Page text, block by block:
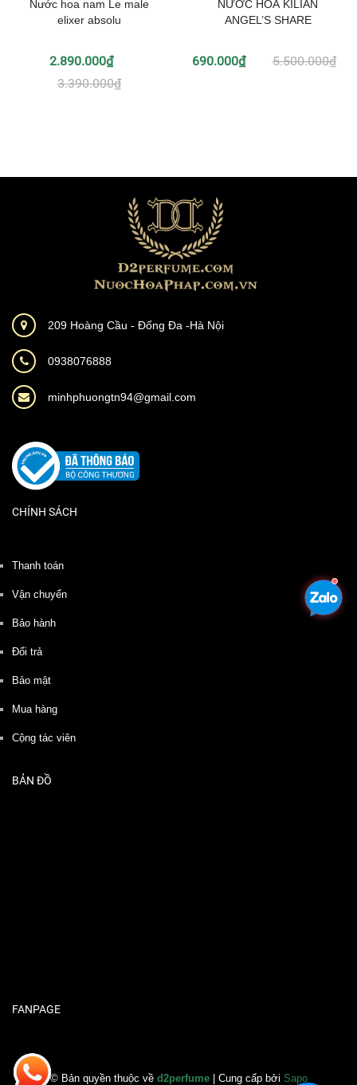
Nước hoa nam Le male
elixer absolu
2.890.000₫
3.390.000₫
NƯỚC HOA KILIAN
ANGEL’S SHARE
690.000₫ 5.500.000₫
209 Hoàng Cầu - Đống Đa -Hà Nội
0938076888
minhphuongtn94@gmail.com
CHÍNH SÁCH
Thanh toán
Vận chuyển
Bảo hành
Đổi trả
Bảo mật
Mua hàng
Cộng tác viên
BẢN ĐỒ
FANPAGE
© Bản quyền thuộc về d2perfume| Cung cấp bởi Sapo